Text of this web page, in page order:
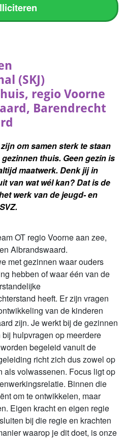
(SKJ)
regio Voorne
Barendrecht
om samen sterk te staan
thuis. Geen gezin is
maatwerk.Denk jij in
van wat wél kan?Dat is de
werk van de jeugd- en
OT regio Voorne aan zee,
Albrandswaard.
met gezinnen waar ouders
hebben of waar één van de
heeft. Er zijn vragen
van de kinderen
zijn. Je werkt bij de gezinnen
hulpvragen op meerdere
begeleid vanuit de
richt zich dus zowel op
als volwassenen. Focus ligt op
Binnen die
om te ontwikkelen, maar
Eigen kracht en eigen regie
bij die regie en krachten
waarop je dit doet, is onze